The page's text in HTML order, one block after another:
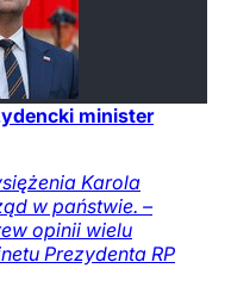
minister
Karola
w państwie. –
opinii wielu
Prezydenta RP